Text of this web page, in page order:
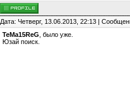
Дата: Четверг, 13.06.2013, 22:13 |
TeMa15ReG , было уже.
Юзай поиск.